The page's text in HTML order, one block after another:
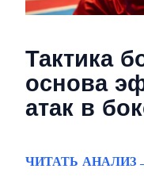
Тактика
основа
атак в
ЧИТАТЬ АНАЛИЗ